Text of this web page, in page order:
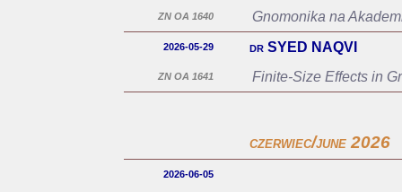
ZN OA 1640 Gnomonika na
2026-05-29 dr SYED NAQVI
ZN OA 1641 Finite-Size Effects in
czerwiec/june 2026
2026-06-05